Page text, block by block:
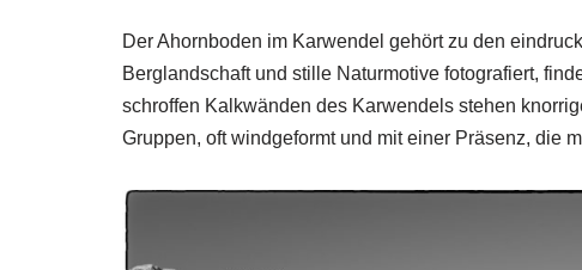
Der Ahornboden im Karwendel gehört zu den
Berglandschaft und stille Naturmotive fotografiert,
schroffen Kalkwänden des Karwendels stehen
Gruppen, oft windgeformt und mit einer Präsenz, die